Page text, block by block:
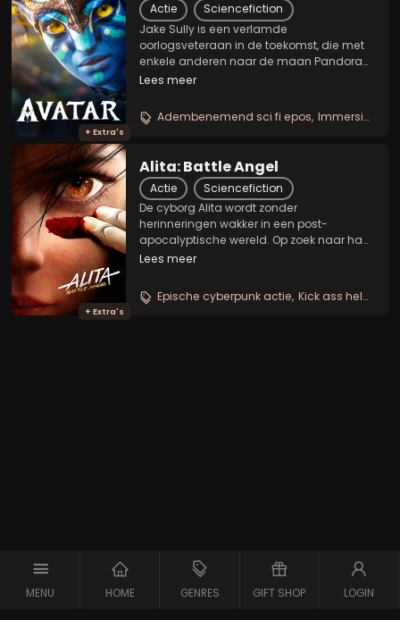
MENU HOME GENRES GIFT SHOP LOGIN
+ Extra's
Actie
Sciencefiction
Jake Sully is een verlamde
oorlogsveteraan in de toekomst, die met
enkele anderen naar de maan Pandora
wordt gebracht. De mensheid wil daar
halen. Deze planeet wordt echter
bewoond door de Na'vi, een...
Lees meer
Adembenemend sci fi epos Immersieve wereldbouw
+ Extra's
Alita: Battle Angel
Actie
Sciencefiction
De cyborg Alita wordt zonder
herinneringen wakker in een post-
apocalyptische wereld. Op zoek naar haar
verleden ontdekt ze haar ongelooflijke lot.
Lees meer
Epische cyberpunk actie Kick ass heldin